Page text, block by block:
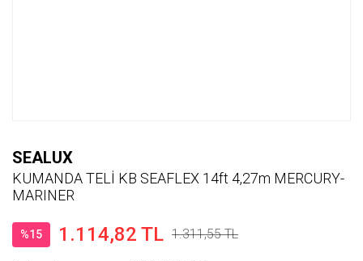
SEALUX
KUMANDA TELİ KB SEAFLEX 14ft 4,27m MERCURY-
MARINER
%15 1.114,82 TL 1.311,55 TL